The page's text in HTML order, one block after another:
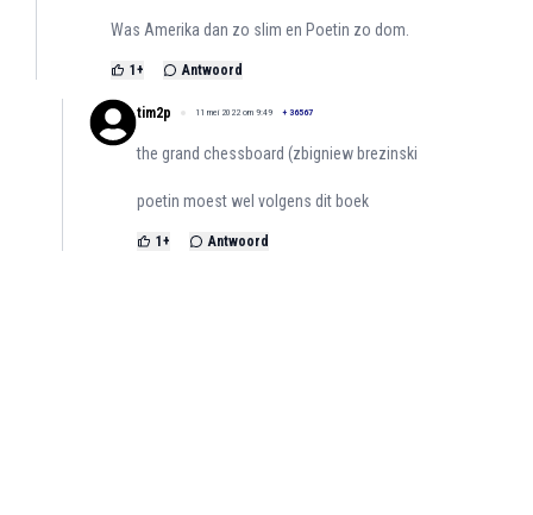
Was Amerika dan zo slim en Poetin zo dom.
1 + Antwoord
tim2p 11 mei 2022 om 9:49 + 36567
the grand chessboard (zbigniew brezinski
poetin moest wel volgens dit boek
1 + Antwoord